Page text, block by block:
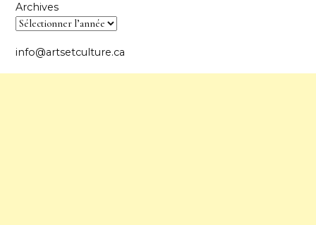
Archives
info@artsetculture.ca